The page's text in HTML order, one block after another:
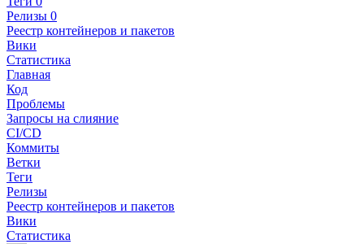
Релизы 0
Реестр контейнеров и пакетов
Вики
Статистика
Главная
Код
Проблемы
Запросы на слияние
CI/CD
Коммиты
Ветки
Теги
Релизы
Реестр контейнеров и пакетов
Вики
Статистика